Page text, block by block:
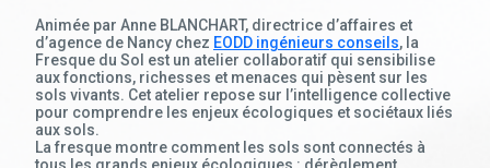
Animée par Anne BLANCHART, directrice d’affaires et
d’agence de Nancy chez EODD ingénieurs conseils, la
Fresque du Sol est un atelier collaboratif qui sensibilise
aux fonctions, richesses et menaces qui pèsent sur les
sols vivants. Cet atelier repose sur l’intelligence collective
pour comprendre les enjeux écologiques et sociétaux liés
aux sols.
La fresque montre comment les sols sont connectés à